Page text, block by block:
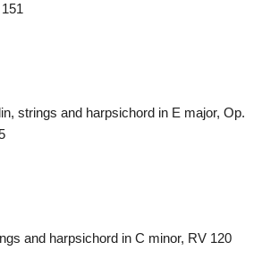
strings and harpsichord in E major, Op.
and harpsichord in C minor, RV 120